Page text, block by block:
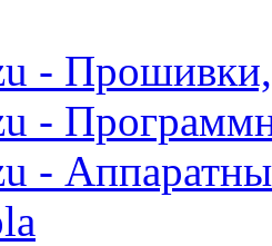
-
-
-